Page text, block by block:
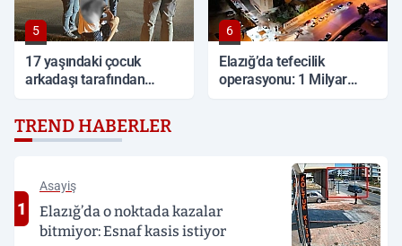
5
17 yaşındaki çocuk
arkadaşı tarafından
6
Elazığ’da tefecilik
operasyonu: 1 Milyar
TREND HABERLER
1
Asayiş
Elazığ’da o noktada kazalar
bitmiyor: Esnaf kasis istiyor